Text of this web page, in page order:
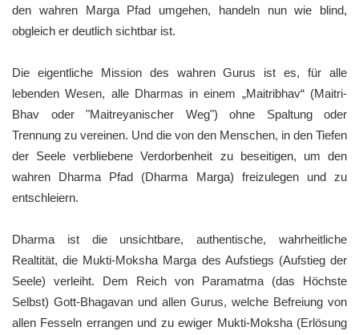
den wahren Marga Pfad umgehen, handeln nun wie blind,
obgleich er deutlich sichtbar ist.
Die eigentliche Mission des wahren Gurus ist es, für alle
lebenden Wesen, alle Dharmas in einem „Maitribhav“ (Maitri-
Bhav oder "Maitreyanischer Weg") ohne Spaltung oder
Trennung zu vereinen. Und die von den Menschen, in den Tiefen
der Seele verbliebene Verdorbenheit zu beseitigen, um den
wahren Dharma Pfad (Dharma Marga) freizulegen und zu
entschleiern.
Dharma ist die unsichtbare, authentische, wahrheitliche
Realtität, die Mukti-Moksha Marga des Aufstiegs (Aufstieg der
Seele) verleiht. Dem Reich von Paramatma (das Höchste
Selbst) Gott-Bhagavan und allen Gurus, welche Befreiung von
allen Fesseln errangen und zu ewiger Mukti-Moksha (Erlösung